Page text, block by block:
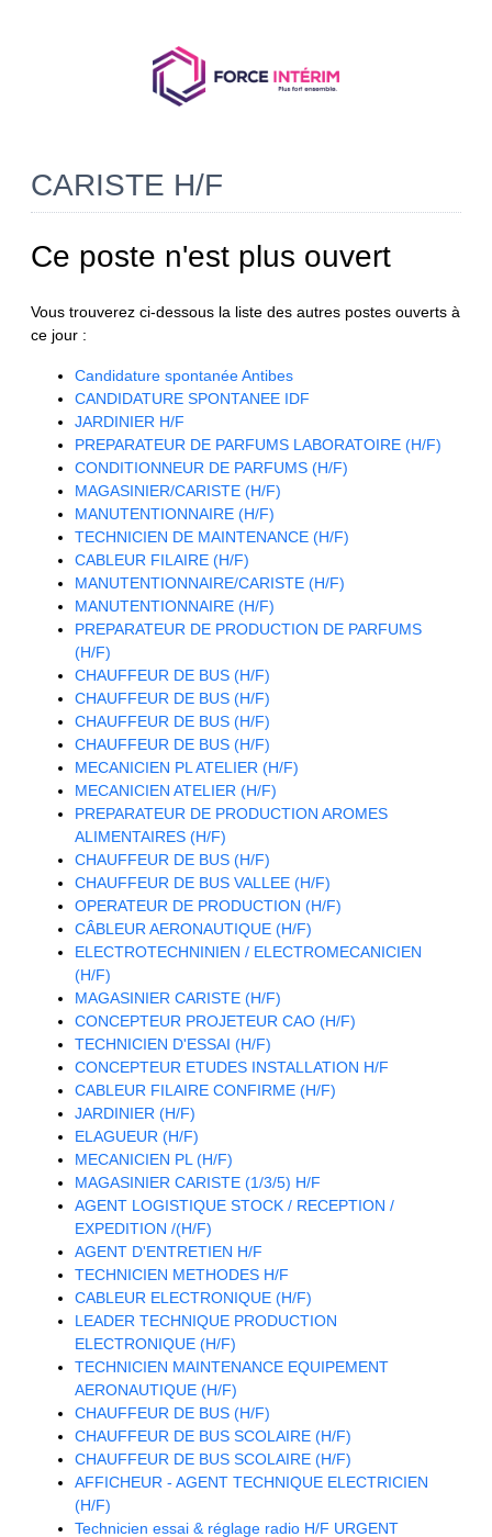
CARISTE H/F
Ce poste n'est plus ouvert
Vous trouverez ci-dessous la liste des autres postes ouverts à
ce jour :
Candidature spontanée Antibes
CANDIDATURE SPONTANEE IDF
JARDINIER H/F
PREPARATEUR DE PARFUMS LABORATOIRE (H/F)
CONDITIONNEUR DE PARFUMS (H/F)
MAGASINIER/CARISTE (H/F)
MANUTENTIONNAIRE (H/F)
TECHNICIEN DE MAINTENANCE (H/F)
CABLEUR FILAIRE (H/F)
MANUTENTIONNAIRE/CARISTE (H/F)
MANUTENTIONNAIRE (H/F)
PREPARATEUR DE PRODUCTION DE PARFUMS
(H/F)
CHAUFFEUR DE BUS (H/F)
CHAUFFEUR DE BUS (H/F)
CHAUFFEUR DE BUS (H/F)
CHAUFFEUR DE BUS (H/F)
MECANICIEN PL ATELIER (H/F)
MECANICIEN ATELIER (H/F)
PREPARATEUR DE PRODUCTION AROMES
ALIMENTAIRES (H/F)
CHAUFFEUR DE BUS (H/F)
CHAUFFEUR DE BUS VALLEE (H/F)
OPERATEUR DE PRODUCTION (H/F)
CÂBLEUR AERONAUTIQUE (H/F)
ELECTROTECHNINIEN / ELECTROMECANICIEN
(H/F)
MAGASINIER CARISTE (H/F)
CONCEPTEUR PROJETEUR CAO (H/F)
TECHNICIEN D'ESSAI (H/F)
CONCEPTEUR ETUDES INSTALLATION H/F
CABLEUR FILAIRE CONFIRME (H/F)
JARDINIER (H/F)
ELAGUEUR (H/F)
MECANICIEN PL (H/F)
MAGASINIER CARISTE (1/3/5) H/F
AGENT LOGISTIQUE STOCK / RECEPTION /
EXPEDITION /(H/F)
AGENT D'ENTRETIEN H/F
TECHNICIEN METHODES H/F
CABLEUR ELECTRONIQUE (H/F)
LEADER TECHNIQUE PRODUCTION
ELECTRONIQUE (H/F)
TECHNICIEN MAINTENANCE EQUIPEMENT
AERONAUTIQUE (H/F)
CHAUFFEUR DE BUS (H/F)
CHAUFFEUR DE BUS SCOLAIRE (H/F)
CHAUFFEUR DE BUS SCOLAIRE (H/F)
AFFICHEUR - AGENT TECHNIQUE ELECTRICIEN
(H/F)
Technicien essai & réglage radio H/F URGENT